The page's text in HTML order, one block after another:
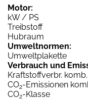
Motor:
kW / PS
Treibstoff
Hubraum
Umweltnormen:
Umweltplakette
Verbrauch und
Kraftstoffverbr. komb.
CO2-Emissionen
CO2-Klasse